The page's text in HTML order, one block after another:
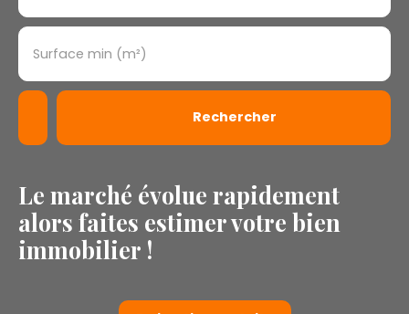
Surface min (m²)
Rechercher
Le marché évolue rapidement
alors faites estimer votre bien
immobilier !